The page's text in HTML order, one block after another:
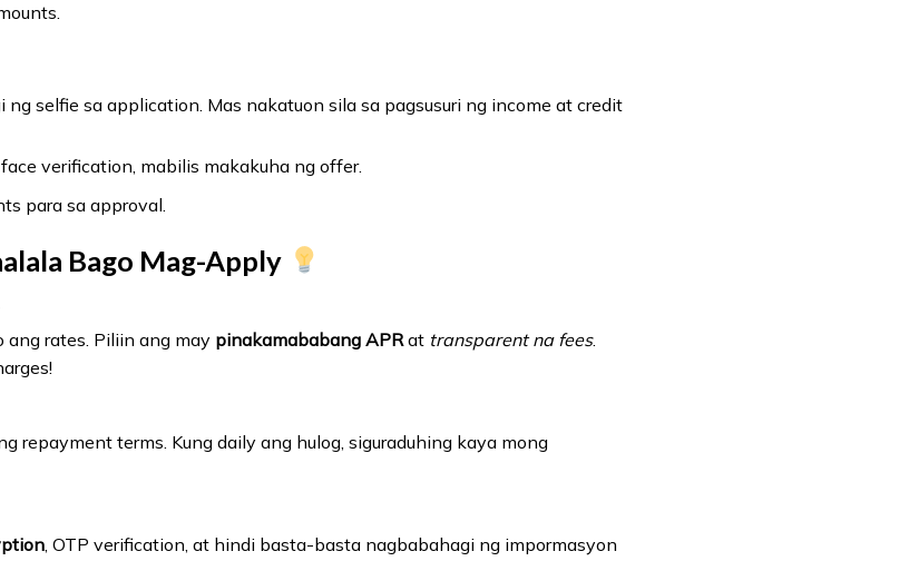
selfie sa application. Mas nakatuon sila sa pagsusuri ng income at credit
verification, mabilis makakuha ng offer.
para sa approval.
Bago Mag-Apply
rates. Piliin ang may pinakamababang APR at transparent na fees.
repayment terms. Kung daily ang hulog, siguraduhing kaya mong
, OTP verification, at hindi basta-basta nagbabahagi ng impormasyon